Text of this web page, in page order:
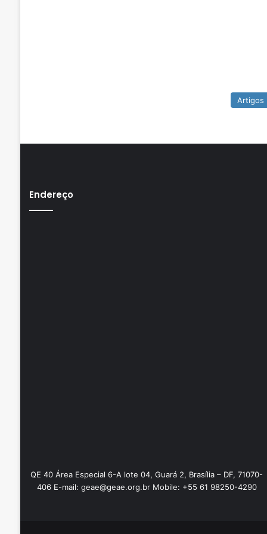
Artigos
Endereço
QE 40 Área Especial 6-A lote 04, Guará 2, Brasília – DF, 71070-
406 E-mail: geae@geae.org.br Mobile: +55 61 98250-4290